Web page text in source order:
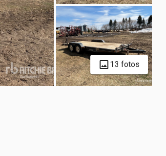
13 fotos